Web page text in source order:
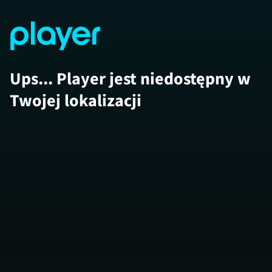
Ups... Player jest niedostępny w
Twojej lokalizacji